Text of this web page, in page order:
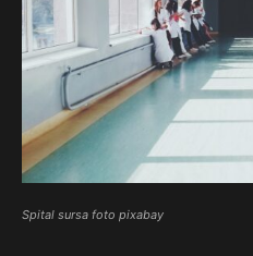
Spital sursa foto pixabay